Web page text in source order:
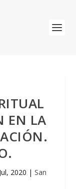
EN LA
2020 | San